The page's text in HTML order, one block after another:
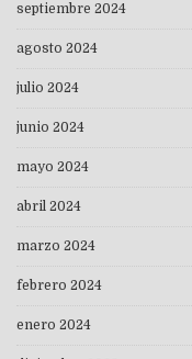
septiembre 2024
agosto 2024
julio 2024
junio 2024
mayo 2024
abril 2024
marzo 2024
febrero 2024
enero 2024